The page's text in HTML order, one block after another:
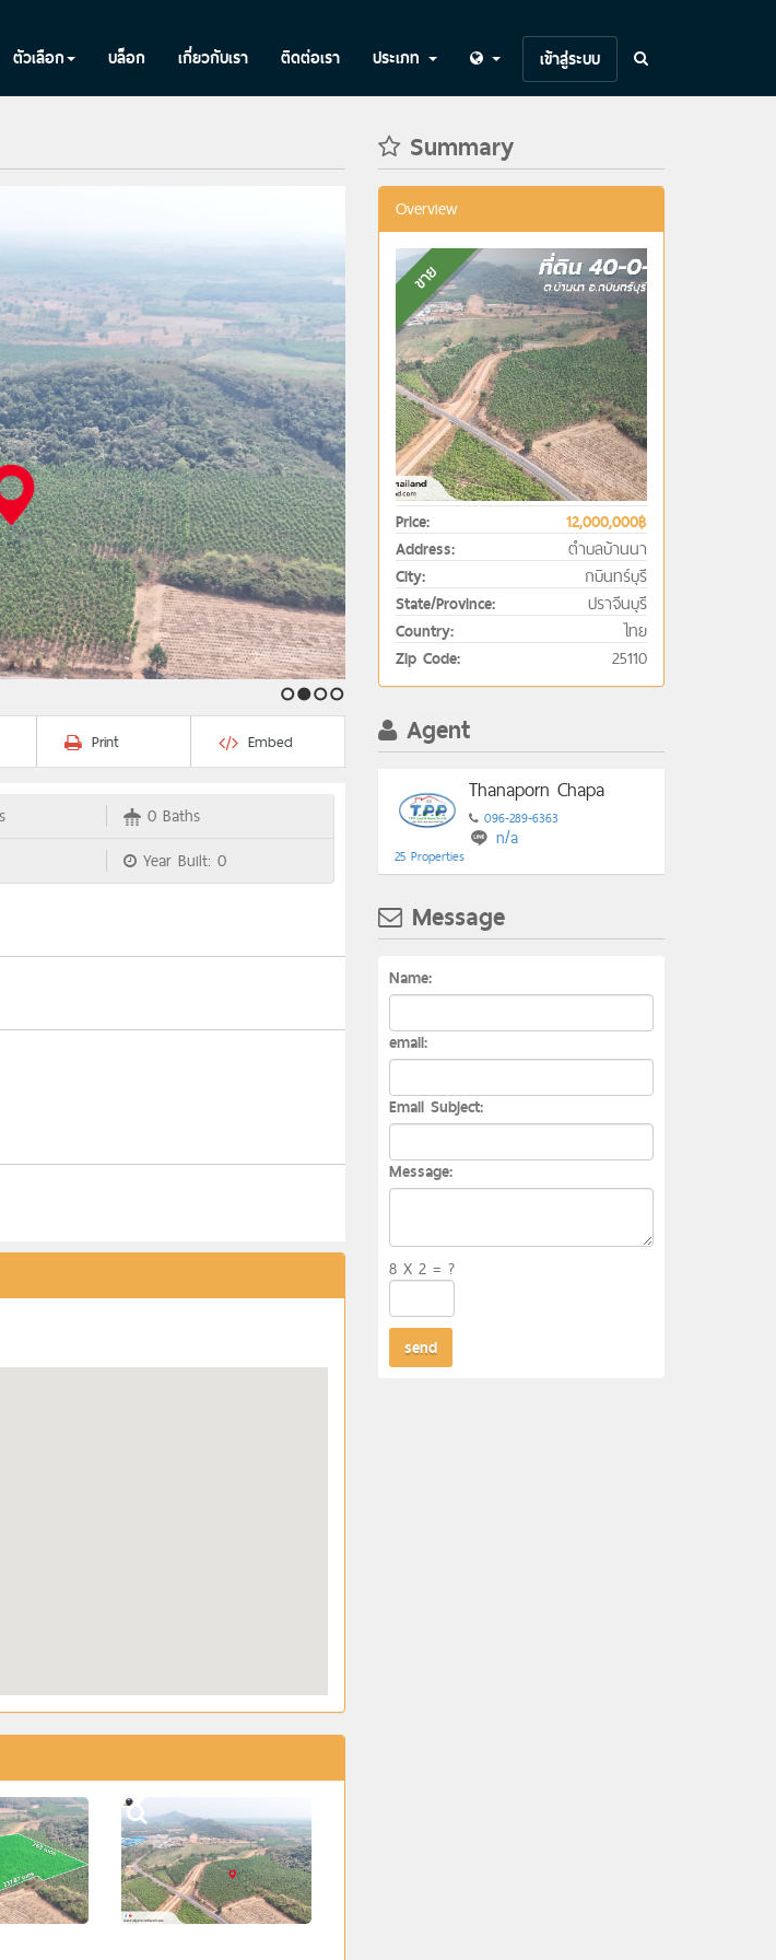
ตัวเลือก บล็อก เกี่ยวกับเรา ติดต่อเรา ประเภท เข้าสู่ระบบ
1 2 3 4
Print Embed
0 Baths
Year Built: 0
Summary
Overview
ขาย
Price:
12,000,000฿
Address:
ตำบลบ้านนา
City: กบินทร์บุรี
State/Province: ปราจีนบุรี
Country: ไทย
Zip Code: 25110
Agent
Thanaporn Chapa
096-289-6363
n/a
25 Properties
Message
Name:
email:
Email Subject:
Message:
8 X 2 = ?